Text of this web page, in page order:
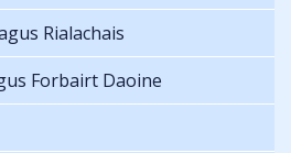
Rialachais
Forbairt Daoine